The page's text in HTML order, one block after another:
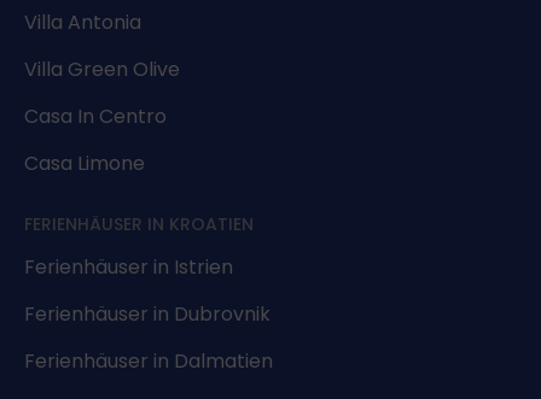
Villa Antonia
Villa Green Olive
Casa In Centro
Casa Limone
FERIENHÄUSER IN KROATIEN
Ferienhäuser in Istrien
Ferienhäuser in Dubrovnik
Ferienhäuser in Dalmatien